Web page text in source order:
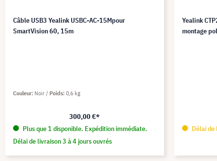
Câble USB3 Yealink USBC-AC-15Mpour
SmartVision 60, 15m
Couleur Noir Poids 0,6 kg
300,00 €*
Plus que 1 disponible. Expédition immédiate.
Délai de livraison 3 à 4 jours ouvrés
Yealink
montage
Délai de